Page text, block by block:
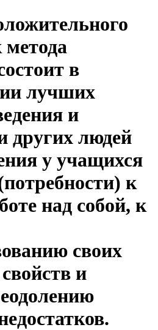
в
лучших
и
других людей
у учащихся
к
над собой, к
своих
и